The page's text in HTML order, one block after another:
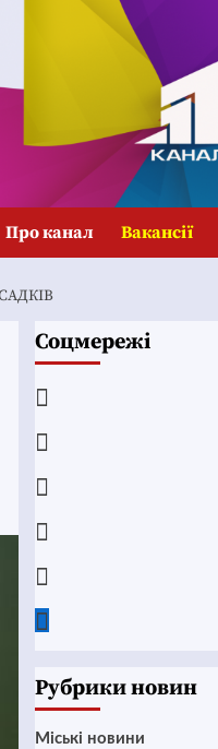
Про канал Вакансії
Соцмережі
Рубрики новин
Mіські новини